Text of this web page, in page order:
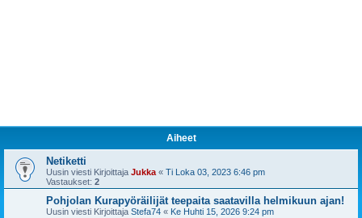
Aiheet
Netiketti
Uusin viesti Kirjoittaja Jukka « Ti Loka 03, 2023 6:46 pm
Vastaukset: 2
Pohjolan Kurapyöräilijät teepaita saatavilla helmikuun ajan!
Uusin viesti Kirjoittaja Stefa74 « Ke Huhti 15, 2026 9:24 pm